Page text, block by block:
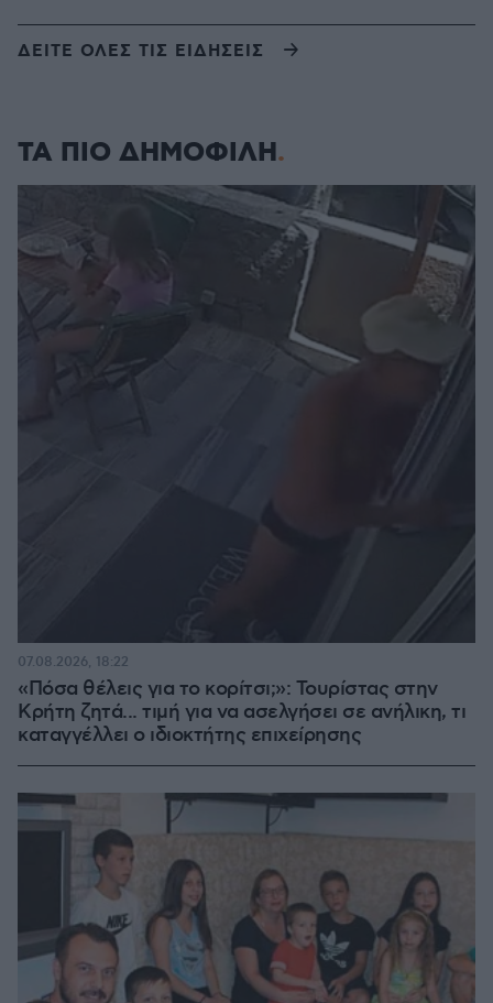
ΔΕΙΤΕ ΟΛΕΣ ΤΙΣ ΕΙΔΗΣΕΙΣ
ΤΑ ΠΙΟ ΔΗΜΟΦΙΛΗ
«Πόσα θέλεις για το κορίτσι;»: Τουρίστας στην
Κρήτη ζητά... τιμή για να ασελγήσει σε ανήλικη, τι
καταγγέλλει ο ιδιοκτήτης επιχείρησης
07.08.2026, 18:22